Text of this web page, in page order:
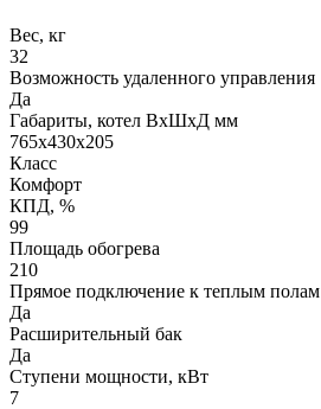
Вес, кг
32
Возможность удаленного управления
Да
Габариты, котел ВхШхД мм
765х430х205
Класс
Комфорт
КПД, %
99
Площадь обогрева
210
Прямое подключение к теплым полам
Да
Расширительный бак
Да
Ступени мощности, кВт
7